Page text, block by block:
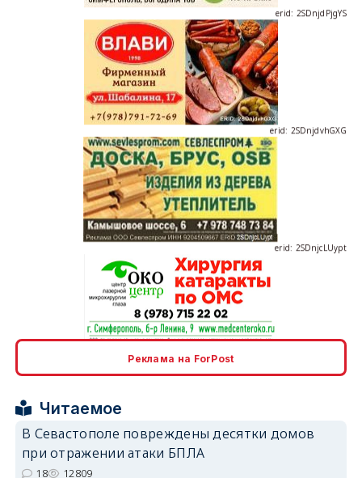
erid: 2SDnjdvhGXG
erid: 2SDnjcrDNw6
Реклама на ForPost
Читаемое
В Севастополе повреждены десятки домов
при отражении атаки БПЛА
18 12809